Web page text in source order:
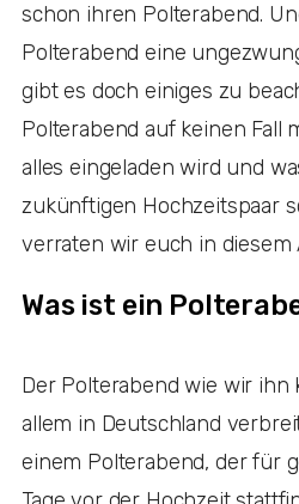
schon ihren Polterabend.
Polterabend eine
gibt es doch einiges zu
Polterabend auf keinen Fall
alles eingeladen wird und
zukünftigen Hochzeitspaar
verraten wir euch in diesem
Was ist ein
Der Polterabend wie wir
allem in Deutschland
einem Polterabend, der für